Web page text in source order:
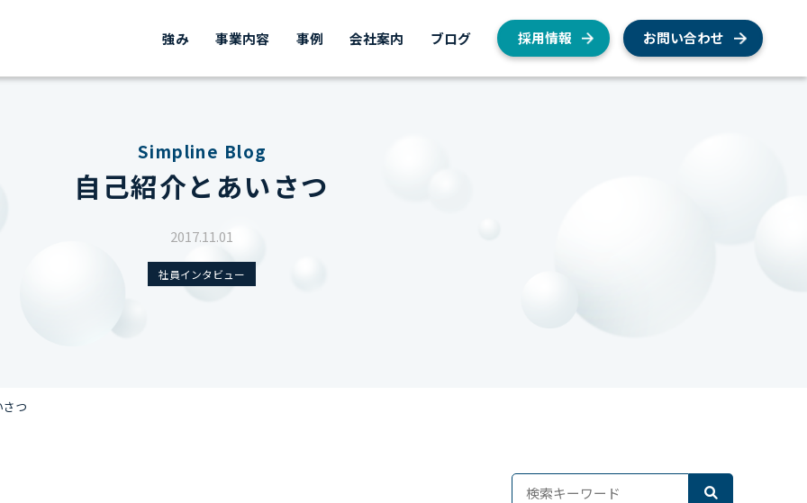
強み 事業内容 事例 会社案内 ブログ 採用情報 お問い合わせ
Simpline Blog
自己紹介とあいさつ
2017.11.01
社員インタビュー
つ